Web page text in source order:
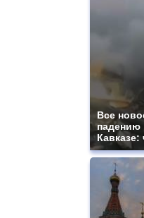
Все
падению
Кавказе: